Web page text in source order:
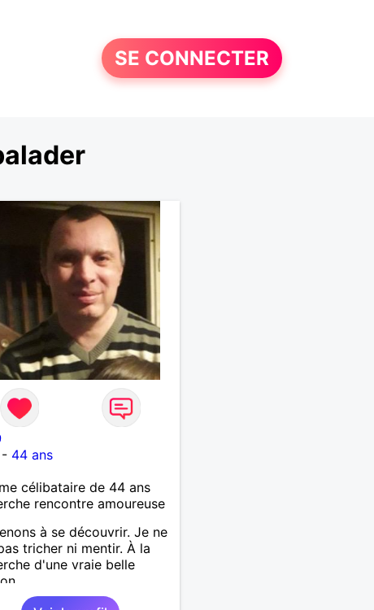
SE CONNECTER
- 44 ans
célibataire de 44 ans
rencontre amoureuse
à se découvrir. Je ne
tricher ni mentir. À la
d'une vraie belle